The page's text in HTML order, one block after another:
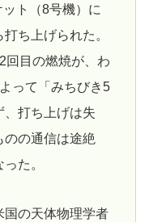
ット（8号機）に
ち上げられた。
回目の燃焼が、わ
って「みちびき5
、打ち上げは失
のの通信は途絶
た。
国の天体物理学者